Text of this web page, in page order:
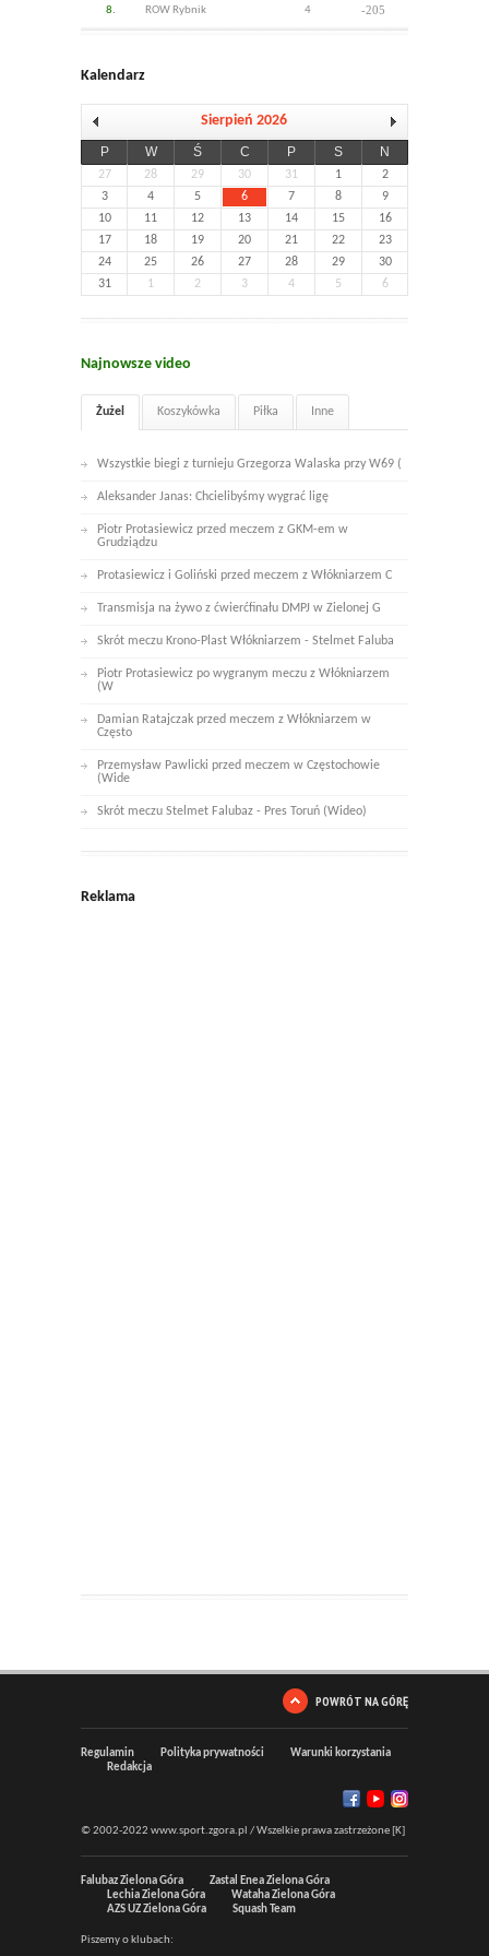
8. ROW Rybnik 4 -205
Kalendarz
Sierpień 2026
P W Ś C P S N
27 28 29 30 31 1
2
3
4 5 6 7 8
9
10
11 12 13 14 15
16
17
18 19 20 21 22
23
24
25 26 27 28 29
30
31
1 2 3 4 5 6
Najnowsze video
Żużel Koszykówka Piłka Inne
Wszystkie biegi z turnieju Grzegorza Walaska przy W69 (
Aleksander Janas: Chcielibyśmy wygrać ligę
Piotr Protasiewicz przed meczem z GKM-em w
Grudziądzu
Protasiewicz i Goliński przed meczem z Włókniarzem C
Transmisja na żywo z ćwierćfinału DMPJ w Zielonej G
Skrót meczu Krono-Plast Włókniarzem - Stelmet Faluba
Piotr Protasiewicz po wygranym meczu z Włókniarzem
(W
Damian Ratajczak przed meczem z Włókniarzem w
Często
Przemysław Pawlicki przed meczem w Częstochowie
(Wide
Skrót meczu Stelmet Falubaz - Pres Toruń (Wideo)
Reklama
POWRÓT NA GÓRĘ
Regulamin Polityka prywatności
Warunki korzystania
Redakcja
© 2002-2022 www.sport.zgora.pl / Wszelkie prawa zastrzeżone [K]
Falubaz Zielona Góra
Zastal Enea Zielona Góra
Lechia Zielona Góra
Wataha Zielona Góra
AZS UZ Zielona Góra
Squash Team
Piszemy o klubach: